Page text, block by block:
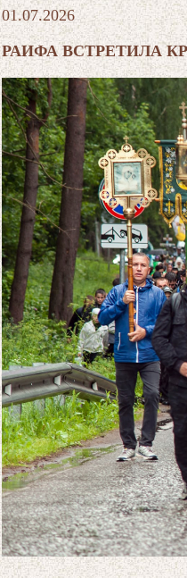
01.07.2026
РАИФА ВСТРЕТИЛА